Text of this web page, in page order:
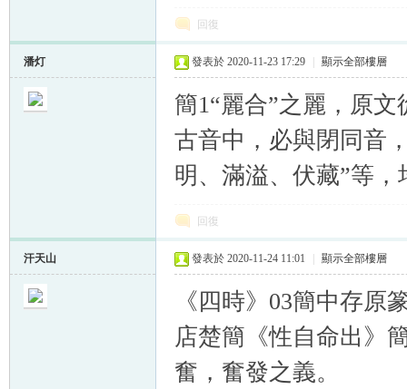
回復
潘灯 發表於 2020-11-23 17:29 顯示全部樓層
簡1“麗合”之麗，原
古音中，必與閉同音
明、滿溢、伏藏”等
回復
汗天山 發表於 2020-11-24 11:01 顯示全部樓層
《四時》03簡中存原
店楚簡《性自命出》
奮，奮發之義。